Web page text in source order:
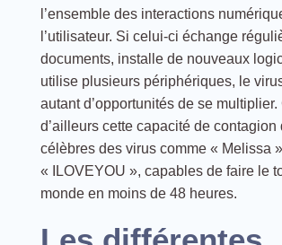
l’ensemble des interactions
l’utilisateur. Si celui-ci échange
documents, installe de nouveaux
utilise plusieurs périphériques, le
autant d’opportunités de se multiplier.
d’ailleurs cette capacité de contagion
célèbres des virus comme « Melissa
« ILOVEYOU », capables de faire le
monde en moins de 48 heures.